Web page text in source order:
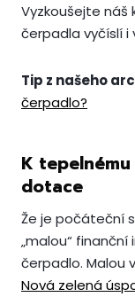
Vyzkoušejte náš
čerpadla vyčíslí i
Tip z našeho
čerpadlo?
K
dotace
Že je počáteční
„malou“
čerpadlo. Malou
Nová zelená